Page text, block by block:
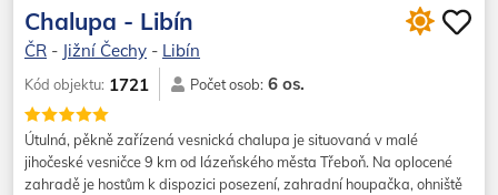
Chalupa - Libín
ČR - Jižní Čechy - Libín
Kód objektu: 1721 Počet osob: 6 os.
Útulná, pěkně zařízená vesnická chalupa je situovaná v malé
jihočeské vesničce 9 km od lázeňského města Třeboň. Na oplocené
zahradě je hostům k dispozici posezení, zahradní houpačka, ohniště